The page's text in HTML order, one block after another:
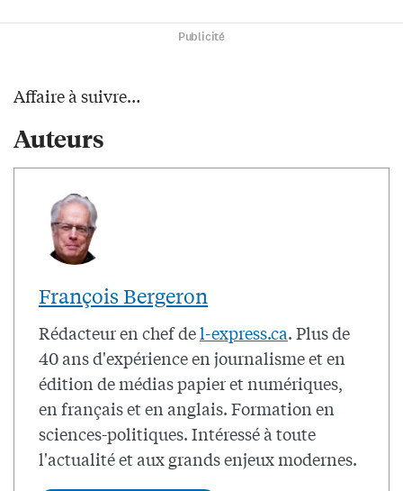
Publicité
Affaire à suivre…
Auteurs
François Bergeron
Rédacteur en chef del-express.ca. Plus de
40 ans d'expérience en journalisme et en
édition de médias papier et numériques,
en français et en anglais. Formation en
sciences-politiques. Intéressé à toute
l'actualité et aux grands enjeux modernes.